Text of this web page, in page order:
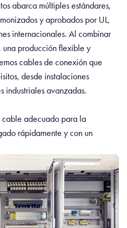
abarca múltiples estándares,
y aprobados por UL,
internacionales. Al combinar
producción flexible y
cables de conexión que
desde instalaciones
industriales avanzadas.
adecuado para la
rápidamente y con un